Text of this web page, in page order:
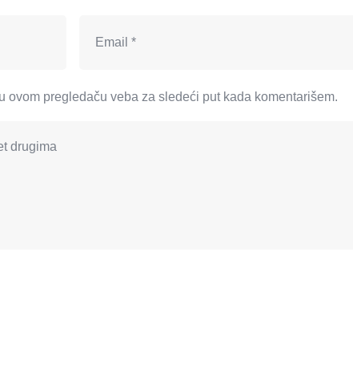
ovom pregledaču veba za sledeći put kada komentarišem.